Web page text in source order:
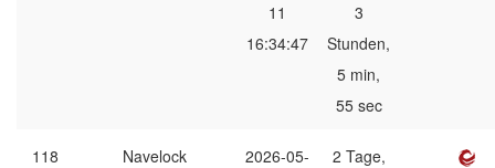
11
16:34:47
3
Stunden,
5 min,
55 sec
118 Navelock
2026-05-
2 Tage,